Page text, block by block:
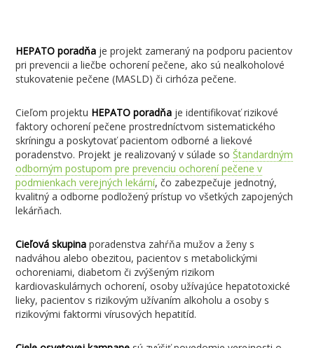
HEPATO poradňaje projekt zameraný na podporu pacientov
pri prevencii a liečbe ochorení pečene, ako sú nealkoholové
stukovatenie pečene (MASLD) či cirhóza pečene.
Cieľom projektu HEPATO poradňa je identifikovať rizikové
faktory ochorení pečene prostredníctvom sistematického
skríningu a poskytovať pacientom odborné a liekové
poradenstvo. Projekt je realizovaný v súlade so Štandardným
odborným postupom pre prevenciu ochorení pečene v
podmienkach verejných lekární, čo zabezpečuje jednotný,
kvalitný a odborne podložený prístup vo všetkých zapojených
lekárňach.
Cieľová skupinaporadenstva zahŕňa mužov a ženy s
nadváhou alebo obezitou, pacientov s metabolickými
ochoreniami, diabetom či zvýšeným rizikom
kardiovaskulárnych ochorení, osoby užívajúce hepatotoxické
lieky, pacientov s rizikovým užívaním alkoholu a osoby s
rizikovými faktormi vírusových hepatitíd.